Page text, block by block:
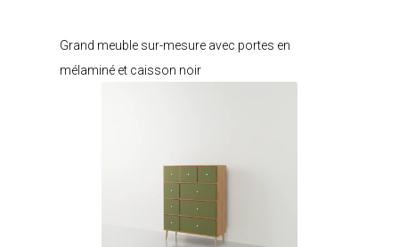
Grand meuble sur-mesure avec portes en
mélaminé et caisson noir